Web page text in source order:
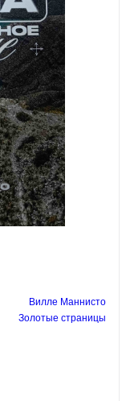
Вилле Маннисто
Золотые страницы